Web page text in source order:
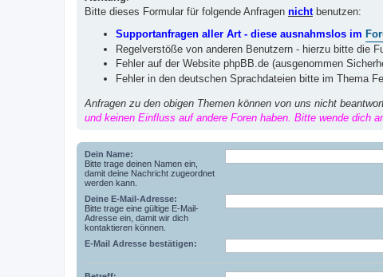
Bitte dieses Formular für folgende Anfragen nichtbenutzen:
Supportanfragen aller Art - diese ausnahmslos im
Regelverstöße von anderen Benutzern - hierzu bitte die
Fehler auf der Website phpBB.de (ausgenommen
Fehler in den deutschen Sprachdateien bitte im Thema
Anfragen zu den obigen Themen können von uns nicht
und keinen Einfluss auf andere Foren haben. Bitte wende dich
Dein Name:
Bitte trage deinen Namen ein,
damit deine Nachricht zugeordnet
werden kann.
Deine E-Mail-Adresse:
Bitte trage eine gültige E-Mail-
Adresse ein, damit wir dich
kontaktieren können.
E-Mail Adresse bestätigen: